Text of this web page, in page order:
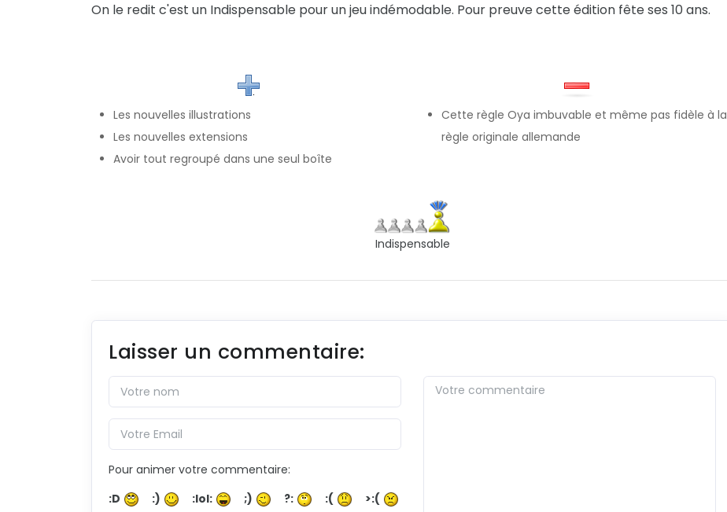
On le redit c'est un Indispensable pour un jeu indémodable. Pour preuve cette édition fête ses 10 ans.
Les nouvelles illustrations
Les nouvelles extensions
Avoir tout regroupé dans une seul boîte
Cette règle Oya imbuvable et même pas fidèle à la
règle originale allemande
Indispensable
Laisser un commentaire:
Pour animer votre commentaire:
:D
:) :lol: ;) ?: :(
>:(